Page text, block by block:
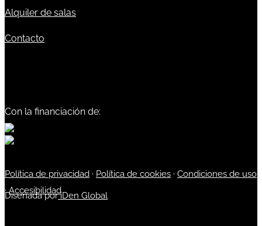
Alquiler de salas
Contacto
Con la financiación de:
Política de privacidad · Política de cookies · Condiciones de uso
·Accesibilidad
Diseñada poriDen Global